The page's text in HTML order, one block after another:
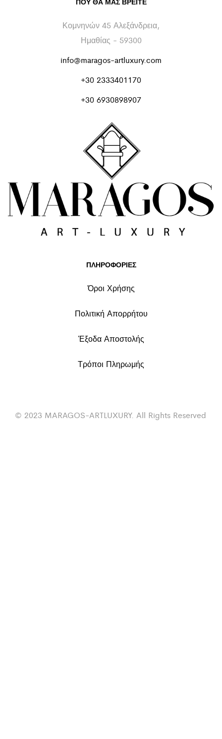
Κομνηνών 45 Αλεξάνδρεια,
Ημαθίας - 59300
info@maragos-artluxury.com
+30 2333401170
+30 6930898907
ΠΛΗΡΟΦΟΡΙΕΣ
Όροι Χρήσης
Πολιτική Απορρήτου
Έξοδα Αποστολής
Τρόποι Πληρωμής
© 2023 MARAGOS-ARTLUXURY. All Rights Reserved